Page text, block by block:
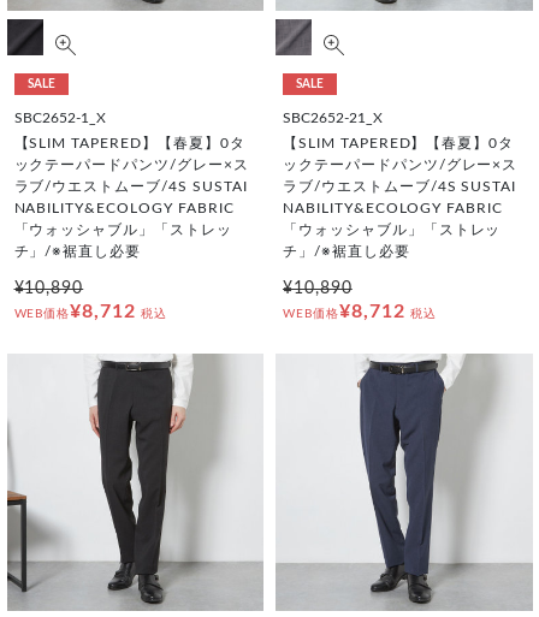
SALE
SBC2652-1_X
【SLIM TAPERED】【春夏】0タ
ックテーパードパンツ/グレー×ス
ラブ/ウエストムーブ/4S SUSTAI
NABILITY&ECOLOGY FABRIC
「ウォッシャブル」「ストレッ
チ」/※裾直し必要
¥10,890
WEB価格¥8,712 税込
SALE
SBC2652-21_X
【SLIM TAPERED】【春夏】0タ
ックテーパードパンツ/グレー×ス
ラブ/ウエストムーブ/4S SUSTAI
NABILITY&ECOLOGY FABRIC
「ウォッシャブル」「ストレッ
チ」/※裾直し必要
¥10,890
WEB価格¥8,712 税込